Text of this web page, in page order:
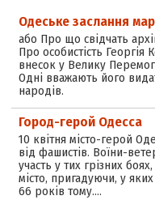
Одеське заслання
або Про що свідчать
Про особистість Георгія
внесок у Велику
Одні вважають його
народів.
Город-герой Одесса
10 квітня місто-герой
від фашистів. Воїни-
участь у тих грізних
місто, пригадуючи, у
66 років тому.…